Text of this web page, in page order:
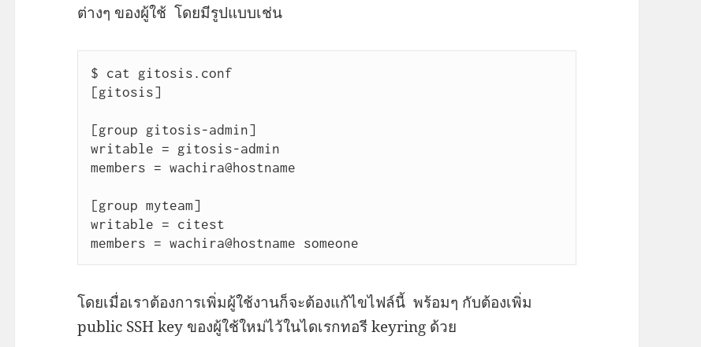
ต่างๆ ของผู้ใช้ โดยมีรูปแบบเช่น
$ cat gitosis.conf
[gitosis]
[group gitosis-admin]
writable = gitosis-admin
members = wachira@hostname
[group myteam]
writable = citest
members = wachira@hostname someone
โดยเมื่อเราต้องการเพิ่มผู้ใช้งานก็จะต้องแก้ไขไฟล์นี้ พร้อมๆ กับต้องเพิ่ม
public SSH key ของผู้ใช้ใหม่ไว้ในไดเรกทอรี keyring ด้วย